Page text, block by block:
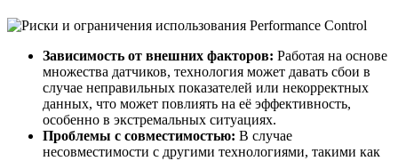
Зависимость от внешних факторов: Работая на основе
множества датчиков, технология может давать сбои в
случае неправильных показателей или некорректных
данных, что может повлиять на её эффективность,
особенно в экстремальных ситуациях.
Проблемы с совместимостью: В случае
несовместимости с другими технологиями, такими как